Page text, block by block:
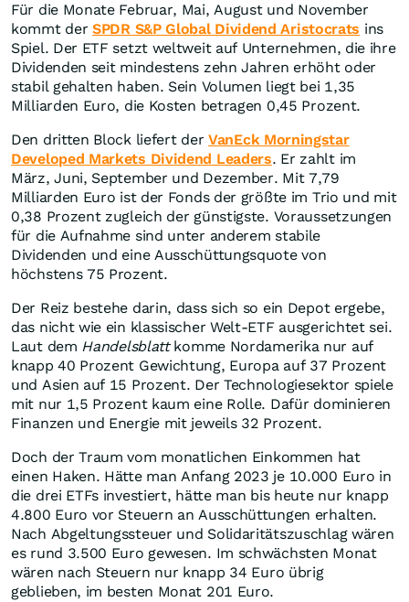
Für die Monate Februar, Mai, August und November
kommt der SPDR S&P Global Dividend Aristocrats ins
Spiel. Der ETF setzt weltweit auf Unternehmen, die ihre
Dividenden seit mindestens zehn Jahren erhöht oder
stabil gehalten haben. Sein Volumen liegt bei 1,35
Milliarden Euro, die Kosten betragen 0,45 Prozent.
Den dritten Block liefert der VanEck Morningstar
Developed Markets Dividend Leaders. Er zahlt im
März, Juni, September und Dezember. Mit 7,79
Milliarden Euro ist der Fonds der größte im Trio und mit
0,38 Prozent zugleich der günstigste. Voraussetzungen
für die Aufnahme sind unter anderem stabile
Dividenden und eine Ausschüttungsquote von
höchstens 75 Prozent.
Der Reiz bestehe darin, dass sich so ein Depot ergebe,
das nicht wie ein klassischer Welt-ETF ausgerichtet sei.
Laut dem Handelsblattkomme Nordamerika nur auf
knapp 40 Prozent Gewichtung, Europa auf 37 Prozent
und Asien auf 15 Prozent. Der Technologiesektor spiele
mit nur 1,5 Prozent kaum eine Rolle. Dafür dominieren
Finanzen und Energie mit jeweils 32 Prozent.
Doch der Traum vom monatlichen Einkommen hat
einen Haken. Hätte man Anfang 2023 je 10.000 Euro in
die drei ETFs investiert, hätte man bis heute nur knapp
4.800 Euro vor Steuern an Ausschüttungen erhalten.
Nach Abgeltungssteuer und Solidaritätszuschlag wären
es rund 3.500 Euro gewesen. Im schwächsten Monat
wären nach Steuern nur knapp 34 Euro übrig
geblieben, im besten Monat 201 Euro.